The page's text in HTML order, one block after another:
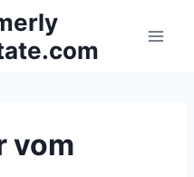
vom